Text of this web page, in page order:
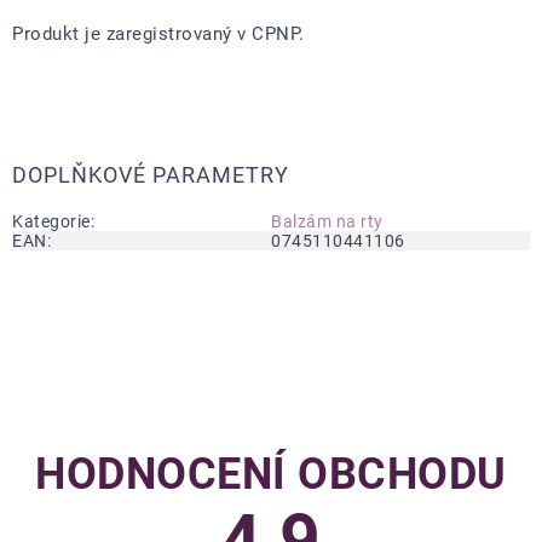
Produkt je zaregistrovaný v CPNP.
DOPLŇKOVÉ PARAMETRY
Kategorie:
Balzám na rty
EAN: 0745110441106
HODNOCENÍ OBCHODU